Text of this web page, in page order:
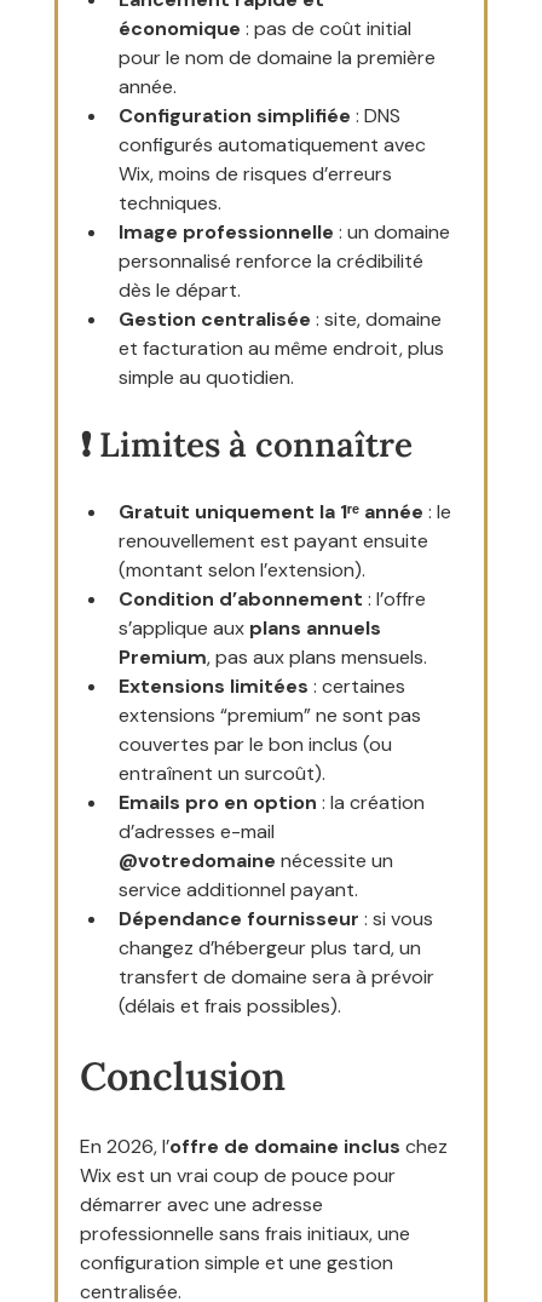
économique : pas de coût initial
pour le nom de domaine la première
année.
Configuration simplifiée : DNS
configurés automatiquement avec
Wix, moins de risques d’erreurs
techniques.
Image professionnelle : un domaine
personnalisé renforce la crédibilité
dès le départ.
Gestion centralisée : site, domaine
et facturation au même endroit, plus
simple au quotidien.
❗ Limites à connaître
Gratuit uniquement la 1ʳᵉ année : le
renouvellement est payant ensuite
(montant selon l’extension).
Condition d’abonnement : l’offre
s’applique aux plans annuels
Premium, pas aux plans mensuels.
Extensions limitées : certaines
extensions “premium” ne sont pas
couvertes par le bon inclus (ou
entraînent un surcoût).
Emails pro en option : la création
d’adresses e-mail
@votredomaine nécessite un
service additionnel payant.
Dépendance fournisseur : si vous
changez d’hébergeur plus tard, un
transfert de domaine sera à prévoir
(délais et frais possibles).
Conclusion
En 2026, l’offre de domaine inclus chez
Wix est un vrai coup de pouce pour
démarrer avec une adresse
professionnelle sans frais initiaux, une
configuration simple et une gestion
centralisée.